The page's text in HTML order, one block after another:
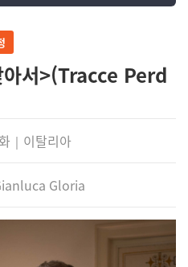
아서>(Tracce Perd
｜이탈리아
Gloria